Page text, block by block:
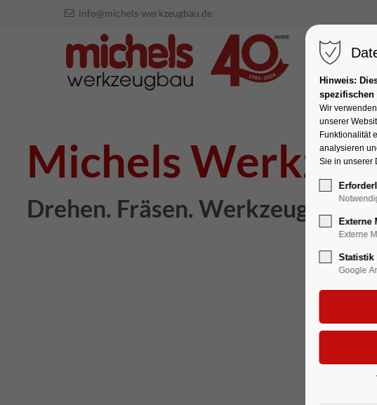
info@michels-werkzeugbau.de
Michels
Drehen. Fräsen. Werkzeugbau.
Hinweis:
spezifischen
Wir
unserer
Funktionalität
analysieren
Sie in unserer
Externe
Externe
Statistik
Google